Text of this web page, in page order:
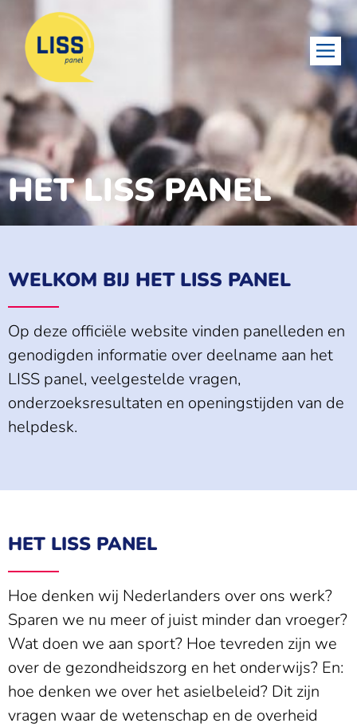
HET LISS PANEL
WELKOM BIJ HET LISS PANEL
Op deze officiële website vinden panelleden en
genodigden informatie over deelname aan het
LISS panel, veelgestelde vragen,
onderzoeksresultaten en openingstijden van de
helpdesk.
HET LISS PANEL
Hoe denken wij Nederlanders over ons werk?
Sparen we nu meer of juist minder dan vroeger?
Wat doen we aan sport? Hoe tevreden zijn we
over de gezondheidszorg en het onderwijs? En:
hoe denken we over het asielbeleid? Dit zijn
vragen waar de wetenschap en de overheid